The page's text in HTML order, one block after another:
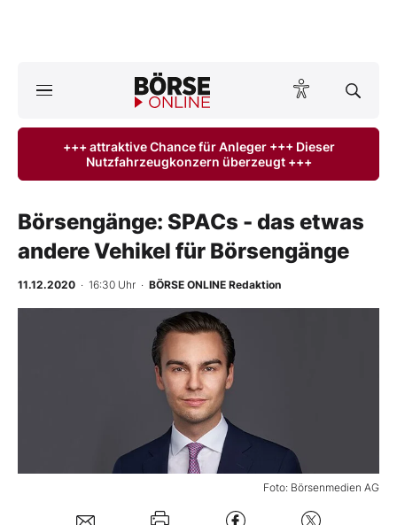
Anlageprodukte
Finanz-Check
Abo & Shop
Mein Konto
+++ attraktive Chance für Anleger +++ Dieser
Nutzfahrzeugkonzern überzeugt +++
Börsengänge: SPACs - das etwas
andere Vehikel für Börsengänge
11.12.2020 · 16:30 Uhr · BÖRSE ONLINE Redaktion
Foto: Börsenmedien AG